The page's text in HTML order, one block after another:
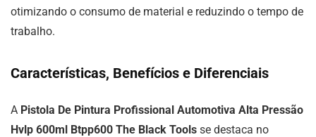
otimizando o consumo de material e reduzindo o tempo de
trabalho.
Características, Benefícios e Diferenciais
A Pistola De Pintura Profissional Automotiva Alta Pressão
Hvlp 600ml Btpp600 The Black Tools se destaca no